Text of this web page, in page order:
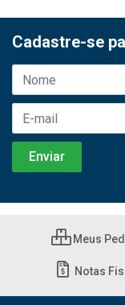
Cadastre-se
Meus
Notas